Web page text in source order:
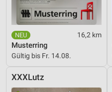
16,2 km
Musterring
Gültig bis Fr. 14.08.
XXXLutz